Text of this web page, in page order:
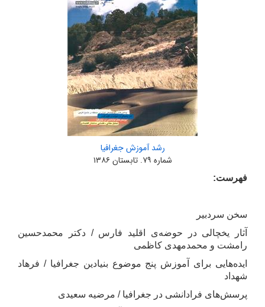
رشد آموزش جغرافیا
شماره ۷۹. تابستان ۱۳۸۶
فهرست:
سخن سردبیر
آثار یخچالی در حوضه‌ی اقلید فارس / دکتر محمدحسین
رامشت و محمدمهدی کاظمی
ایده‌هایی برای آموزش پنج موضوع بنیادین جغرافیا / فرهاد
شهداد
پرسش‌های فرادانشی در جغرافیا / مرضیه سعیدی